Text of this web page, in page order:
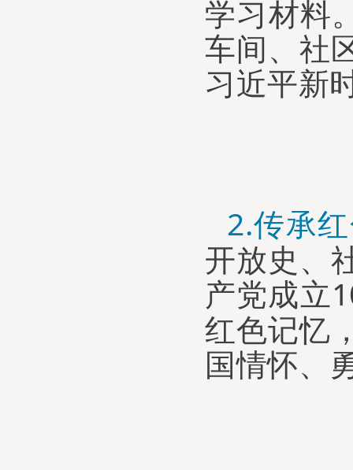
学习材料
车间、社
习近平新
2.传承
开放史、
产党成立
红色记忆
国情怀、